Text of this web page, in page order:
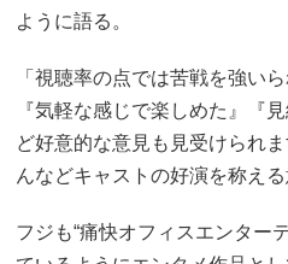
ように語る。
「視聴率の点では苦戦を強い
『気軽な感じで楽しめた』『
ど好意的な意見も見受けられ
んなどキャストの好演を称え
フジも“痛快オフィスエンター